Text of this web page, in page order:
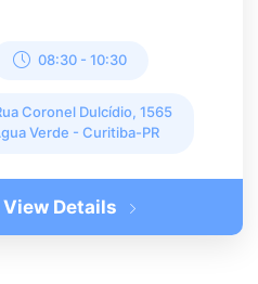
08:30 -10:30
Coronel Dulcídio, 1565
Verde - Curitiba-PR
View Details